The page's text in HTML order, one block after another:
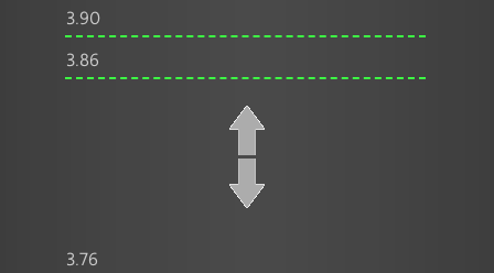
3.90
3.86
3.76